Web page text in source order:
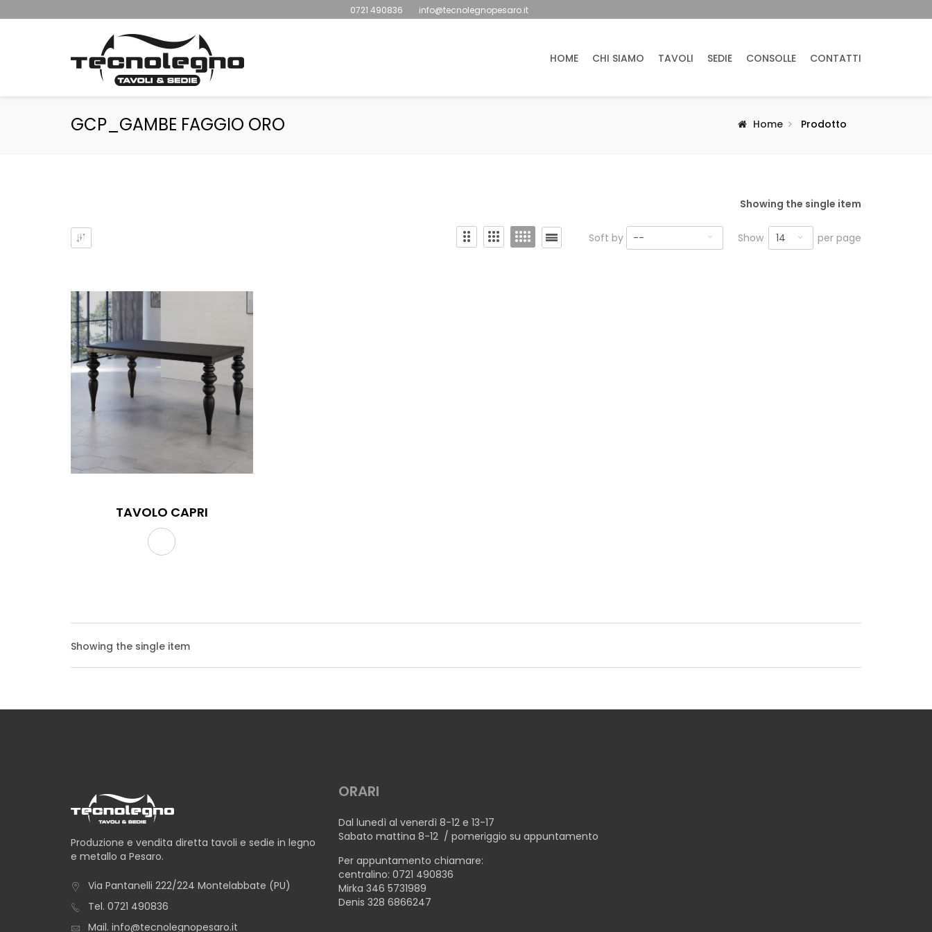
0721 490836 info@tecnolegnopesaro.it
HOME CHI SIAMO TAVOLI SEDIE CONSOLLE CONTATTI
GCP_GAMBE FAGGIO ORO Home Prodotto
Showing the single item
Soft by -- Show 14 per page
TAVOLO CAPRI
Showing the single item
Produzione e vendita diretta tavoli e sedie in legno
e metallo a Pesaro.
Via Pantanelli 222/224 Montelabbate (PU)
Tel. 0721 490836
Mail. info@tecnolegnopesaro.it
ORARI
Dal lunedì al venerdì 8-12 e 13-17
Sabato mattina 8-12 / pomeriggio su appuntamento
Per appuntamento chiamare:
centralino: 0721 490836
Mirka 346 5731989
Denis 328 6866247